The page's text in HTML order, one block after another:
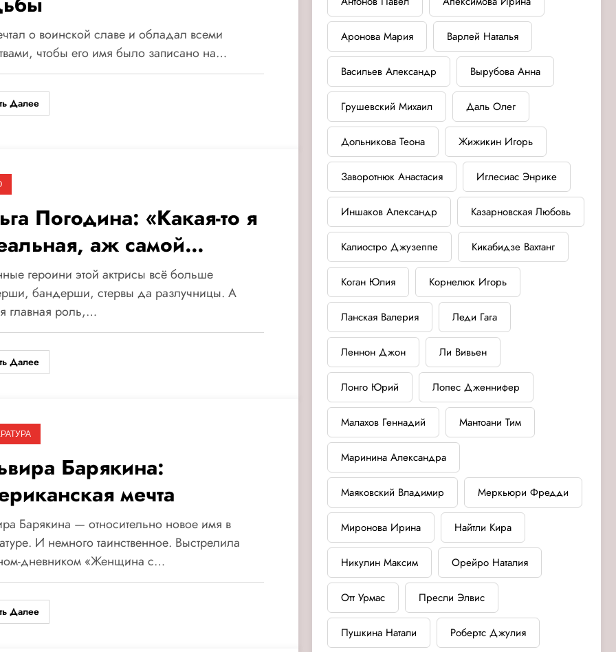
о воинской славе и обладал всеми
чтобы его имя было записано на…
Далее
Погодина: «Какая-то я
аж самой
героини этой актрисы всё больше
бандерши, стервы да разлучницы. А
главная роль,…
Далее
Барякина:
мечта
Барякина — относительно новое имя в
И немного таинственное. Выстрелила
дневником «Женщина с…
Далее
Аронова Мария Варлей Наталья
Васильев Александр Вырубова Анна
Грушевский Михаил Даль Олег
Дольникова Теона Жижикин Игорь
Заворотнюк Анастасия Иглесиас Энрике
Иншаков Александр Казарновская Любовь
Калиостро Джузеппе Кикабидзе Вахтанг
Коган Юлия Корнелюк Игорь
Ланская Валерия Леди Гага
Леннон Джон Ли Вивьен
Лонго Юрий Лопес Дженнифер
Малахов Геннадий Мантоани Тим
Маринина Александра
Маяковский Владимир Меркьюри Фредди
Миронова Ирина Найтли Кира
Никулин Максим Орейро Наталия
Отт Урмас Пресли Элвис
Пушкина Натали Робертс Джулия